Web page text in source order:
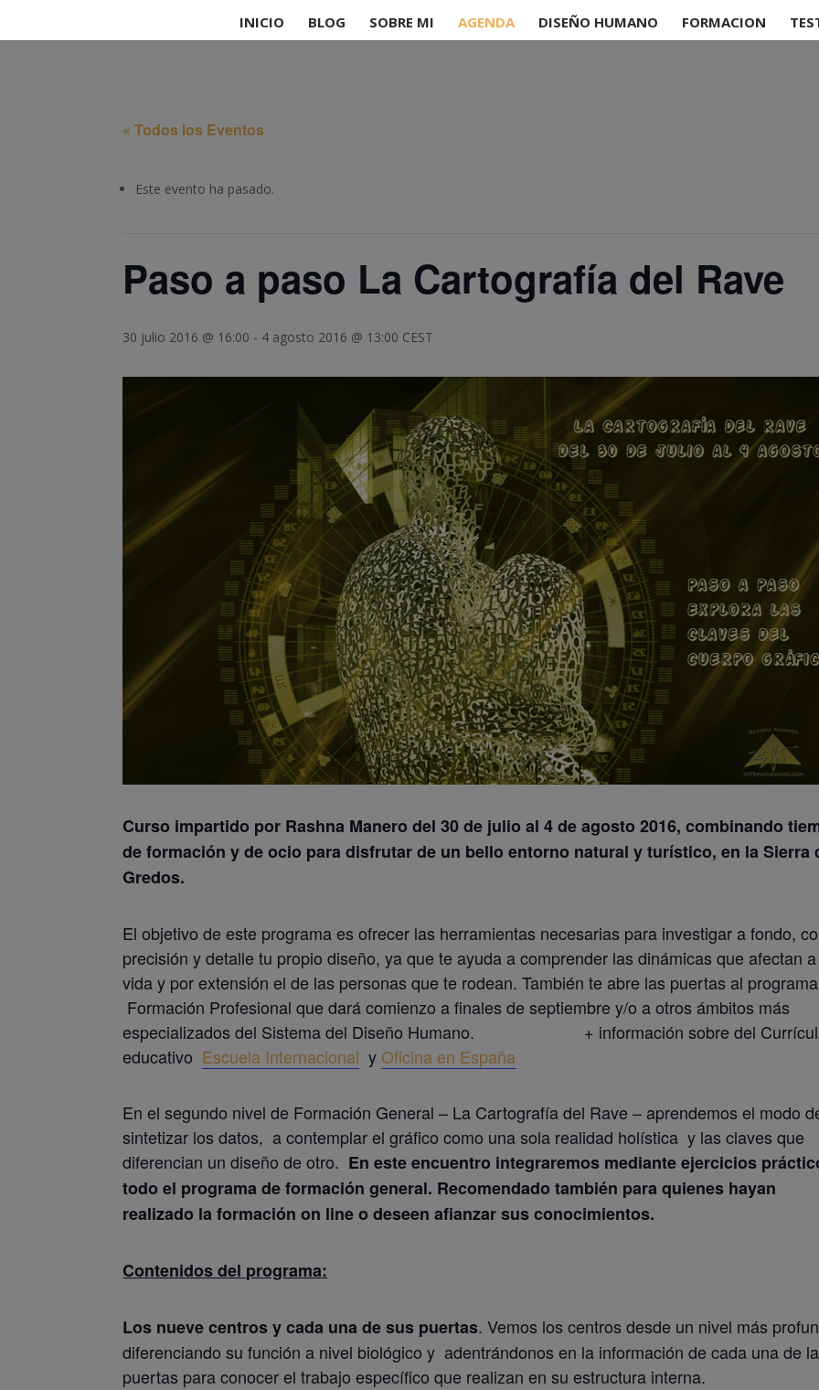
INICIO BLOG SOBRE MI AGENDA DISEÑO HUMANO FORMACION
« Todos los Eventos
Este evento ha pasado.
Paso a paso La Cartografía del Rave
30 julio 2016 @ 16:00 - 4 agosto 2016 @ 13:00 CEST
Curso impartido por Rashna Manero del 30 de julio al 4 de agosto 2016, combinando
de formación y de ocio para disfrutar de un bello entorno natural y turístico, en la Sierra
Gredos.
El objetivo de este programa es ofrecer las herramientas necesarias para investigar a fondo,
precisión y detalle tu propio diseño, ya que te ayuda a comprender las dinámicas que afectan
vida y por extensión el de las personas que te rodean. También te abre las puertas al
Formación Profesional que dará comienzo a finales de septiembre y/o a otros ámbitos más
especializados del Sistema del Diseño Humano. + información sobre del
educativo Escuela Internacional y Oficina en España
En el segundo nivel de Formación General – La Cartografía del Rave – aprendemos el modo
sintetizar los datos, a contemplar el gráfico como una sola realidad holística y las claves que
diferencian un diseño de otro. En este encuentro integraremos mediante ejercicios
todo el programa de formación general. Recomendado también para quienes hayan
realizado la formación on line o deseen afianzar sus conocimientos.
Contenidos del programa:
Los nueve centros y cada una de sus puertas. Vemos los centros desde un nivel más
diferenciando su función a nivel biológico y adentrándonos en la información de cada una de
puertas para conocer el trabajo específico que realizan en su estructura interna.